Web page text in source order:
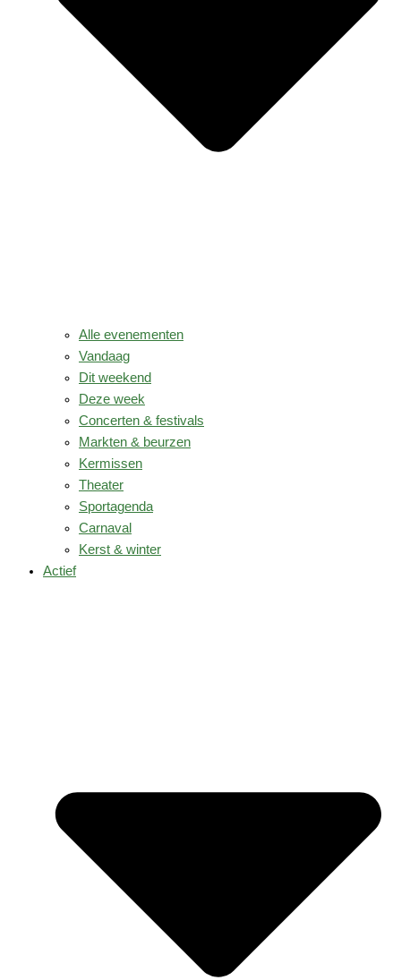
Alle evenementen
Vandaag
Dit weekend
Deze week
Concerten & festivals
Markten & beurzen
Kermissen
Theater
Sportagenda
Carnaval
Kerst & winter
Actief